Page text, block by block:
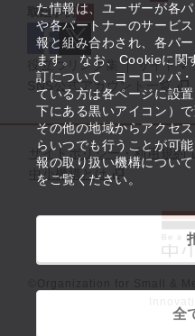
た情報は、ユーザーが各
や各パートナーのサービ
報と組み合わされ、各パ
ます。 なお、Cookieに関
訂について、ヨーロッパ
ている方は各ページに設
下にある黒いアイコン）
その他の地域からアクセ
らいつでも行うことが可
報の取り扱い機構につい
をご覧ください。
全
取組事例
役立つリンク集 サイトマ
SNS公式アカウント一覧
サイトポリシー・利用規約
中小機構とは